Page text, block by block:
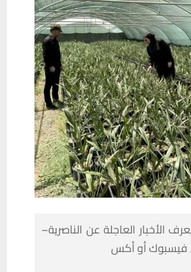
الأخبار العاجلة عن الناصرية–
فيسبوك أو أكس